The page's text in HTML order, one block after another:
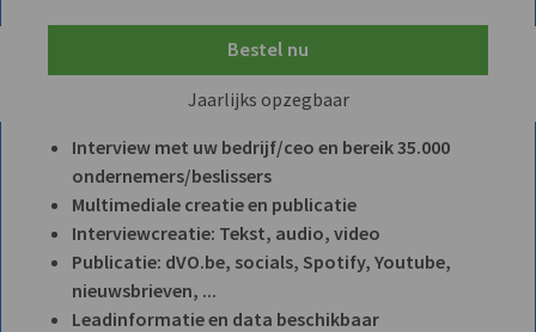
Bestel nu
Jaarlijks opzegbaar
Interview met uw bedrijf/ceo en bereik 35.000
ondernemers/beslissers
Multimediale creatie en publicatie
Interviewcreatie: Tekst, audio, video
Publicatie: dVO.be, socials, Spotify, Youtube,
nieuwsbrieven, ...
Leadinformatie en data beschikbaar